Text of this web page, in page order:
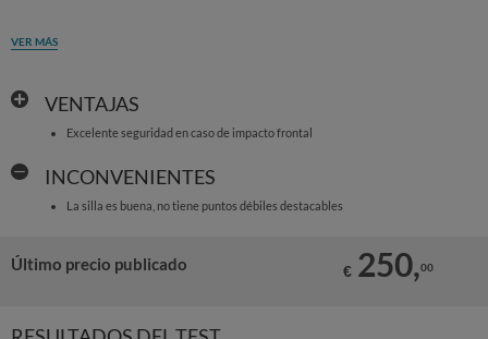
VER MÁS
VENTAJAS
Excelente seguridad en caso de impacto frontal
INCONVENIENTES
La silla es buena, no tiene puntos débiles destacables
Último precio publicado € 250,00